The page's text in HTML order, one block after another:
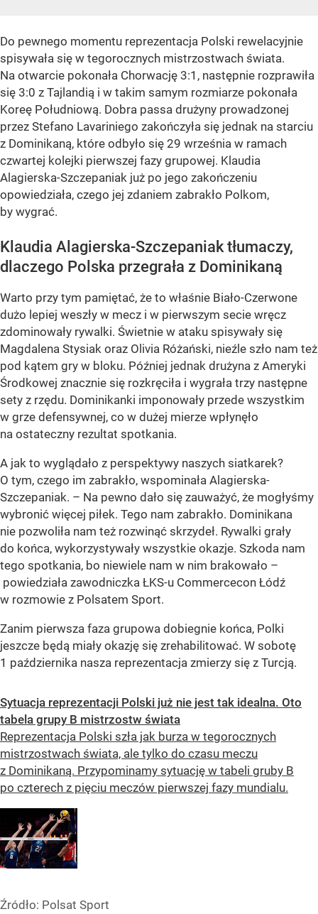
Do pewnego momentu reprezentacja Polski rewelacyjnie
spisywała się w tegorocznych mistrzostwach świata.
Na otwarcie pokonała Chorwację 3:1, następnie rozprawiła
się 3:0 z Tajlandią i w takim samym rozmiarze pokonała
Koreę Południową. Dobra passa drużyny prowadzonej
przez Stefano Lavariniego zakończyła się jednak na starciu
z Dominikaną, które odbyło się 29 września w ramach
czwartej kolejki pierwszej fazy grupowej. Klaudia
Alagierska-Szczepaniak już po jego zakończeniu
opowiedziała, czego jej zdaniem zabrakło Polkom,
by wygrać.
Klaudia Alagierska-Szczepaniak tłumaczy,
dlaczego Polska przegrała z Dominikaną
Warto przy tym pamiętać, że to właśnie Biało-Czerwone
dużo lepiej weszły w mecz i w pierwszym secie wręcz
zdominowały rywalki. Świetnie w ataku spisywały się
Magdalena Stysiak oraz Olivia Różański, nieźle szło nam też
pod kątem gry w bloku. Później jednak drużyna z Ameryki
Środkowej znacznie się rozkręciła i wygrała trzy następne
sety z rzędu. Dominikanki imponowały przede wszystkim
w grze defensywnej, co w dużej mierze wpłynęło
na ostateczny rezultat spotkania.
A jak to wyglądało z perspektywy naszych siatkarek?
O tym, czego im zabrakło, wspominała Alagierska-
Szczepaniak. – Na pewno dało się zauważyć, że mogłyśmy
wybronić więcej piłek. Tego nam zabrakło. Dominikana
nie pozwoliła nam też rozwinąć skrzydeł. Rywalki grały
do końca, wykorzystywały wszystkie okazje. Szkoda nam
tego spotkania, bo niewiele nam w nim brakowało –
powiedziała zawodniczka ŁKS-u Commercecon Łódź
w rozmowie z Polsatem Sport.
Zanim pierwsza faza grupowa dobiegnie końca, Polki
jeszcze będą miały okazję się zrehabilitować. W sobotę
1 października nasza reprezentacja zmierzy się z Turcją.
Sytuacja reprezentacji Polski już nie jest tak idealna. Oto
tabela grupy B mistrzostw świata
Reprezentacja Polski szła jak burza w tegorocznych
mistrzostwach świata, ale tylko do czasu meczu
z Dominikaną. Przypominamy sytuację w tabeli gruby B
po czterech z pięciu meczów pierwszej fazy mundialu.
Źródło: Polsat Sport